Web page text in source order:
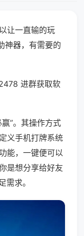
让一直输的玩
神器，有需要的
进群获取软
”。其操作方式
义手机打牌系统
能，一键便可以
是想分享给好友
需求。